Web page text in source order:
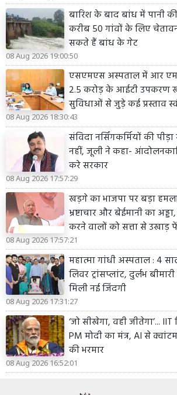
बारिश के बाद बांध में पानी
करीब 50 गांवों के लिए
सकते हैं बांध के गेट
08 Aug 2026 19:00:50
एसएमएस अस्पताल में आर
2.5 करोड़ के आईटी उपकरण
सुविधाओं से जुड़े कई प्रस्ताव
08 Aug 2026 18:30:43
संविदा नर्सिंगकर्मियों की
नहीं, जूली ने कहा-
करे सरकार
08 Aug 2026 17:57:29
खड़गे का भाजपा पर बड़ा
भ्रष्टाचार और बेईमानी का
करने वालों को सत्ता से उखाड़
08 Aug 2026 17:57:21
महात्मा गांधी अस्पताल : 4
लिवर ट्रांसप्लांट, दुर्लभ
मिली नई जिंदगी
08 Aug 2026 17:31:27
‘जो सीखेगा, वही जीतेगा’...
PM मोदी का मंत्र, AI से
की भरमार
08 Aug 2026 16:52:01